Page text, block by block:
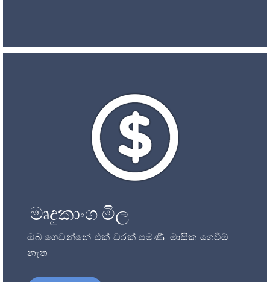
මෘදුකාංග මිල
ඔබ ගෙවන්නේ එක් වරක් පමණි. මාසික ගෙවීම්
නැත!